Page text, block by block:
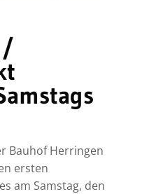
/
Bauhof Herringen
ersten
am Samstag, den